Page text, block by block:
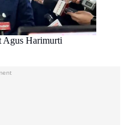
Agus Harimurti